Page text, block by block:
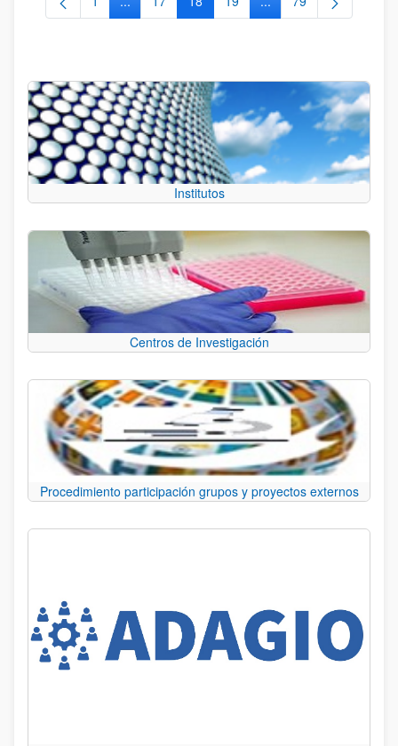
PáginaPáginas intermedias Use TAB para desplazarse.
PáginaPáginaPáginaPáginas intermedias
Página
Institutos
Centros de Investigación
Procedimiento participación grupos y proyectos externos